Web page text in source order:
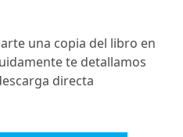
una copia del libro en
te detallamos
directa